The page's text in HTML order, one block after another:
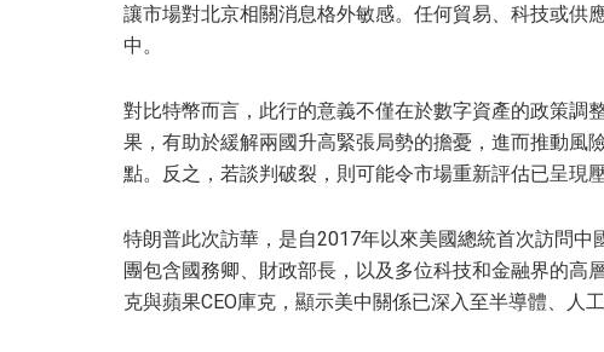
讓市場對北京相關消息格外敏感。任何貿易、科技或供
中。
對比特幣而言，此行的意義不僅在於數字資產的政策調
果，有助於緩解兩國升高緊張局勢的擔憂，進而推動風
點。反之，若談判破裂，則可能令市場重新評估已呈現壓
特朗普此次訪華，是自2017年以來美國總統首次訪問
團包含國務卿、財政部長，以及多位科技和金融界的高
克與蘋果CEO庫克，顯示美中關係已深入至半導體、人